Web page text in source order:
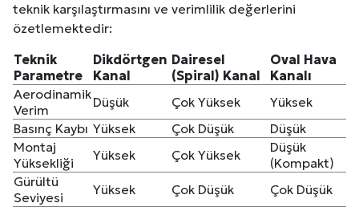
teknik karşılaştırmasını ve verimlilik değerlerini
özetlemektedir:
Teknik
Parametre
Dikdörtgen
Kanal
Dairesel
(Spiral) Kanal
Oval Hava
Kanalı
Aerodinamik
Verim
Düşük Çok Yüksek
Yüksek
Basınç Kaybı Yüksek Çok Düşük
Düşük
Montaj
Yüksekliği
Yüksek Çok Yüksek
Düşük
(Kompakt)
Gürültü
Seviyesi
Yüksek Çok Düşük
Çok Düşük